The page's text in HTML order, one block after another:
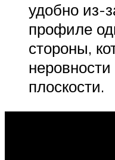
удобно из-
профиле
стороны,
плоскости.